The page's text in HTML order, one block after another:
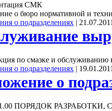
СМК
о бюро нормативной и
о подразделениях | 21.07.2011
по смазке и
о подразделениях | 19.01.2011
о
ПОРЯДОК